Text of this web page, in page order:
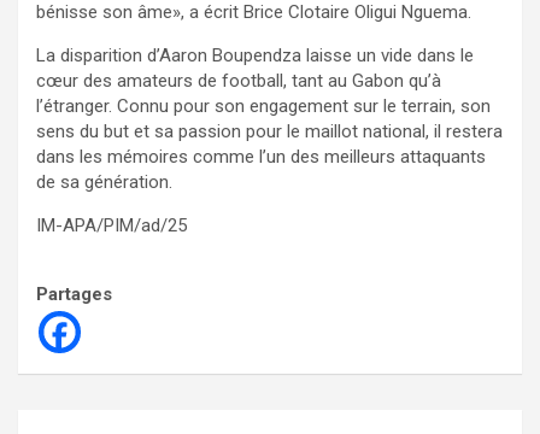
bénisse son âme», a écrit Brice Clotaire Oligui Nguema.
La disparition d’Aaron Boupendza laisse un vide dans le
cœur des amateurs de football, tant au Gabon qu’à
l’étranger. Connu pour son engagement sur le terrain, son
sens du but et sa passion pour le maillot national, il restera
dans les mémoires comme l’un des meilleurs attaquants
de sa génération.
IM-APA/PIM/ad/25
Partages